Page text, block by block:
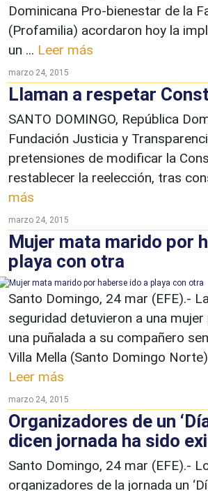
Dominicana Pro-bienestar de la
(Profamilia) acordaron hoy la
un ... Leer más
marzo 24, 2015
Llaman a respetar
SANTO DOMINGO, República
Fundación Justicia y
pretensiones de modificar la
restablecer la reelección, tras
más
marzo 24, 2015
Mujer mata marido por
playa con otra
Santo Domingo, 24 mar (EFE).-
seguridad detuvieron a una
una puñalada a su compañero
Villa Mella (Santo Domingo
Leer más
marzo 24, 2015
Organizadores de un
dicen jornada ha sido
Santo Domingo, 24 mar (EFE).-
organizadores de la jornada un